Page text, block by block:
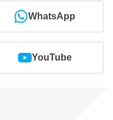
WhatsApp
YouTube